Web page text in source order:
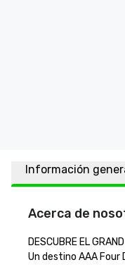
Información
Acerca de
DESCUBRE EL
Un destino AAA